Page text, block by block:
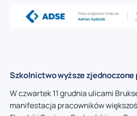
Szkolnictwo wyższe
W czwartek 11 grudnia ulicami
manifestacja pracowników